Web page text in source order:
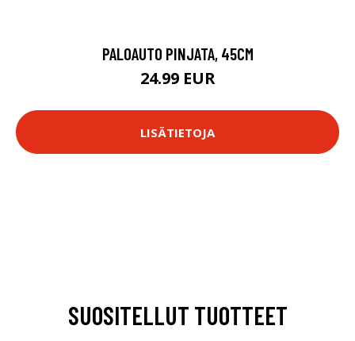
PALOAUTO PINJATA, 45CM
24.99 EUR
LISÄTIETOJA
SUOSITELLUT TUOTTEET